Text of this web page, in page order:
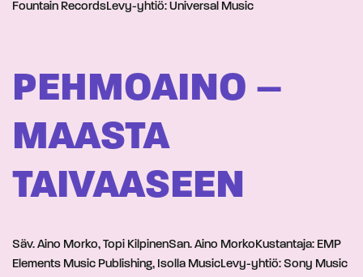
Fountain RecordsLevy-yhtiö: Universal Music
PEHMOAINO –
MAASTA
TAIVAASEEN
Säv. Aino Morko, Topi KilpinenSan. Aino MorkoKustantaja: EMP
Elements Music Publishing, Isolla MusicLevy-yhtiö: Sony Music